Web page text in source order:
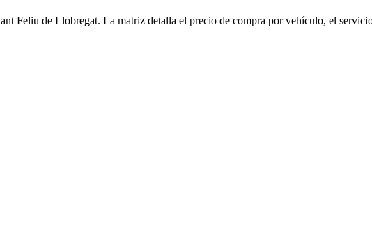
Feliu de Llobregat. La matriz detalla el precio de compra por vehículo, el